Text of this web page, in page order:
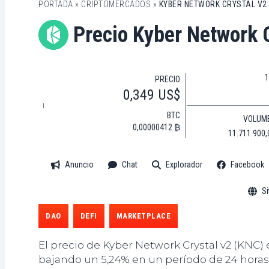
PORTADA » CRIPTOMERCADOS » KYBER NETWORK CRYSTAL
Precio Kyber Network
PRECIO
0,349 US$
BTC
0,00000412 ₿
Anuncio Chat Explorador Facebook
DAO DEFI MARKETPLACE
El precio de Kyber Network Crystal v2 (KNC)
bajando un 5,24% en un período de 24